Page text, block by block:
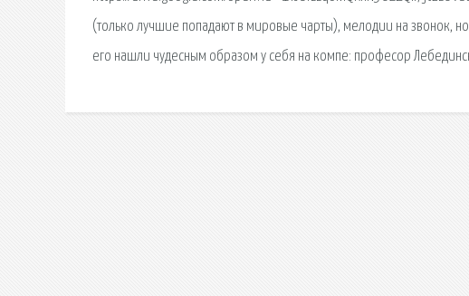
(только лучшие попадают в мировые чарты), мелодии на звонок,
его нашли чудесным образом у себя на компе: професор